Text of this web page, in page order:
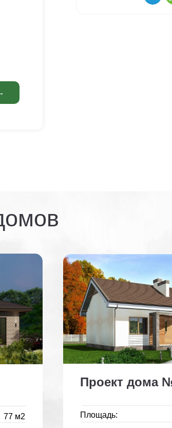
Проект дома
Площадь:
77 м2